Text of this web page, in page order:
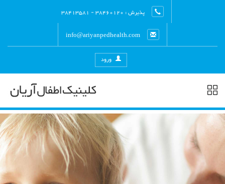
پذیرش : 38460120 - 38413581
info@ariyanpedhealth.com
ورود